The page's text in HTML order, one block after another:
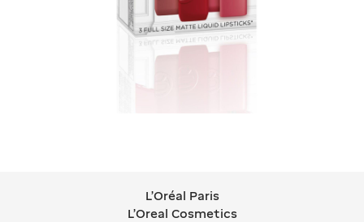
L'Oréal Paris L'Oreal Cosmetics
L'Oréal Paris
L'Oreal Cosmetics